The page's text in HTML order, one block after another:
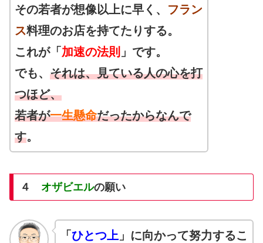
その若者が想像以上に早く、 フラン
ス料理のお店を持てたりする。
これが「 加速の法則 」です。
でも、 それは、見ている人の心を打
つほど、
若者が一生懸命だったからなんで
す。
４ オザビエルの願い
「 ひとつ上」に向かって努力するこ